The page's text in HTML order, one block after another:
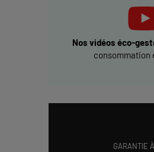
Nos vidéos éco-
consommation
GARANTIE